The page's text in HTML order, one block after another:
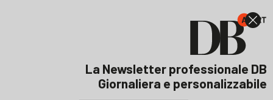
La Newsletter professionale DB
Giornaliera e personalizzabile